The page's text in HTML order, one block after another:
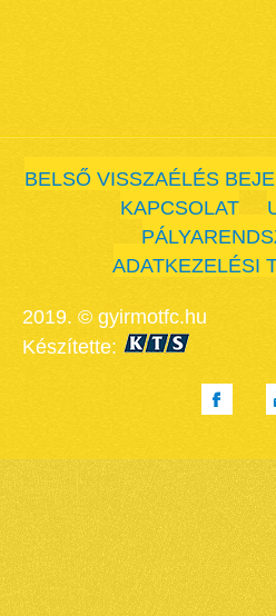
BELSŐ VISSZAÉLÉS
KAPCSOLAT
ADATKEZELÉSI
2019. © gyirmotfc.hu
Készítette: